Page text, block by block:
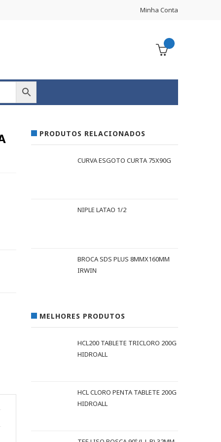
Minha Conta
PRODUTOS RELACIONADOS
CURVA ESGOTO CURTA 75X90G
NIPLE LATAO 1/2
BROCA SDS PLUS 8MMX160MM
IRWIN
MELHORES PRODUTOS
HCL200 TABLETE TRICLORO 200G
HIDROALL
HCL CLORO PENTA TABLETE 200G
HIDROALL